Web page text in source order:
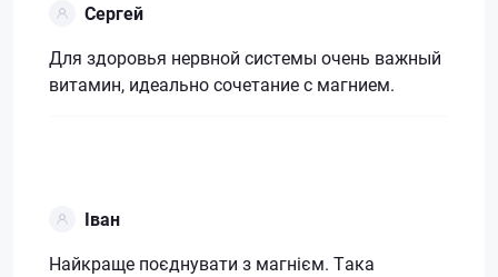
Сергей
Для здоровья нервной системы очень важный
витамин, идеально сочетание с магнием.
Іван
Найкраще поєднувати з магнієм. Така